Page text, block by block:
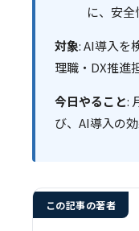
に、安
対象: AI導入を
理職・DX推進
今日やること:
び、AI導入の
この記事の著者